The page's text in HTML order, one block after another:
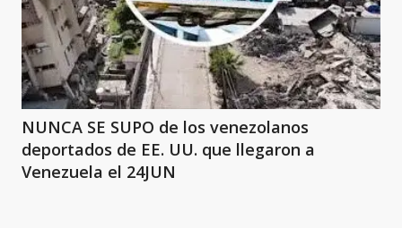
NUNCA SE SUPO de los venezolanos
deportados de EE. UU. que llegaron a
Venezuela el 24JUN